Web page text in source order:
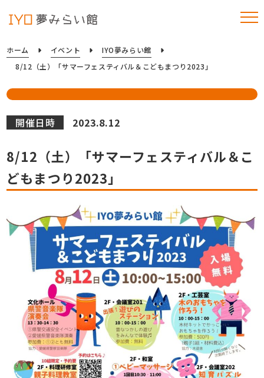
ホーム イベント
IYO夢みらい館
8/12（土）「サマーフェスティバル＆こどもまつり2023」
開催日時 2023.8.12
8/12（土）「サマーフェスティバル＆こ
どもまつり2023」